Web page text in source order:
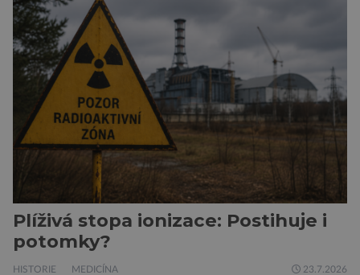
zárodky zbraní typických pro dnešní pavouky.
Pavouci, štíři či klíšťata jsou členovci patřící do
skupiny klepítkatců. Vyznačují se takzvanými
chelicerami, které u nich představují právě […]
Plíživá stopa ionizace: Postihuje i
potomky?
HISTORIE MEDICÍNA 23.7.2026